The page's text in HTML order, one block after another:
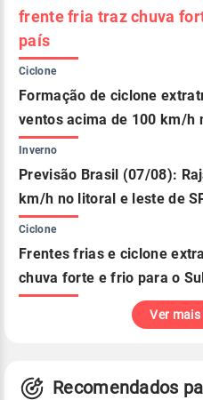
frente fria traz chuva
país
Ciclone
Formação de ciclone
ventos acima de 100 km/h
Inverno
Previsão Brasil (07/08):
km/h no litoral e leste de
Ciclone
Frentes frias e ciclone
chuva forte e frio para o
Ver
Recomendados